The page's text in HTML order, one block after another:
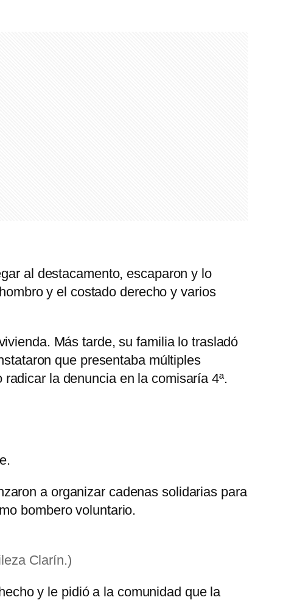
al destacamento, escaparon y lo
y el costado derecho y varios
Más tarde, su familia lo trasladó
que presentaba múltiples
la denuncia en la comisaría 4ª.
a organizar cadenas solidarias para
bombero voluntario.
Clarín.)
y le pidió a la comunidad que la